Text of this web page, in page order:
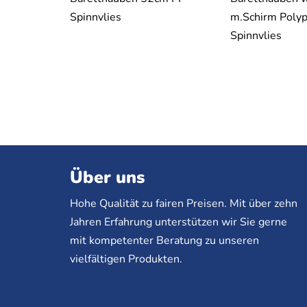
Spinnvlies
m.Schirm
Spinnvlies
Über uns
Hohe Qualität zu fairen Preisen. Mit über zehn
Jahren Erfahrung unterstützen wir Sie gerne
mit kompetenter Beratung zu unseren
vielfältigen Produkten.